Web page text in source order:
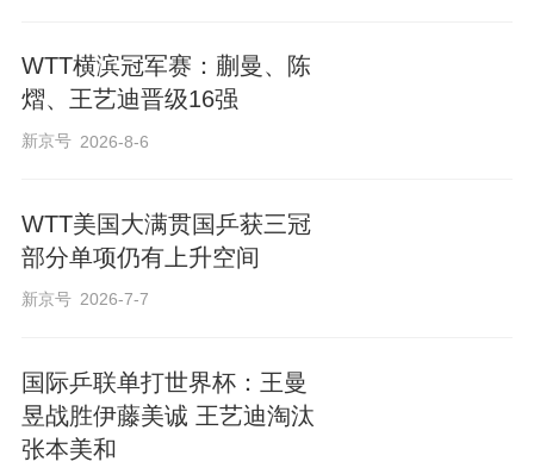
WTT横滨冠军赛：蒯曼、陈
熠、王艺迪晋级16强
新京号 2026-8-6
WTT美国大满贯国乒获三冠
部分单项仍有上升空间
新京号 2026-7-7
国际乒联单打世界杯：王曼
昱战胜伊藤美诚 王艺迪淘汰
张本美和